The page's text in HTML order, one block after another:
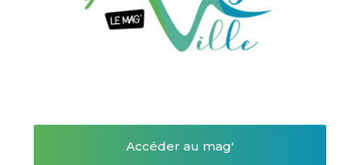
Accéder au mag'